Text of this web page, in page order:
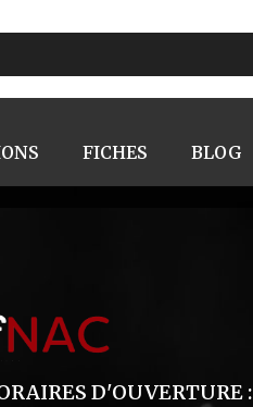
FICHES BLOG
D'OUVERTURE :